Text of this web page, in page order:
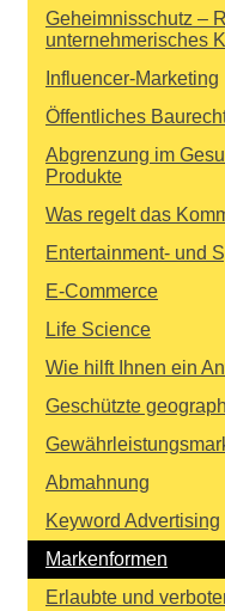
Geheimnisschutz –
unternehmerisches
Influencer-Marketing
Öffentliches
Abgrenzung im
Produkte
Was regelt das
Entertainment- und
E-Commerce
Life Science
Wie hilft Ihnen ein
Geschützte
Abmahnung
Keyword Advertising
Markenformen
Erlaubte und